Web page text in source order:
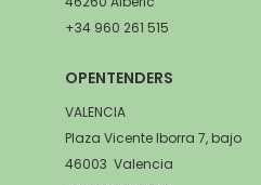
+34 960 261 515
OPENTENDERS
VALENCIA
Plaza Vicente Iborra 7, bajo
46003 Valencia